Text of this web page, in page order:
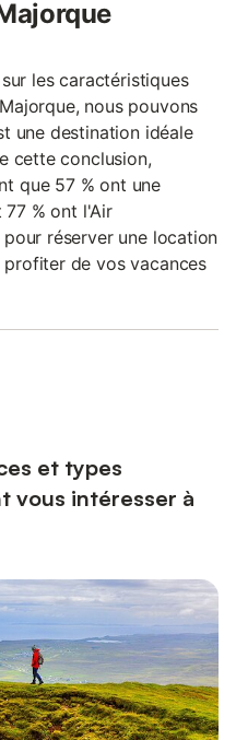
les caractéristiques
nous pouvons
une destination idéale
cette conclusion,
que 57 % ont une
77 % ont l'Air
réserver une location
de vos vacances
et types
vous intéresser à